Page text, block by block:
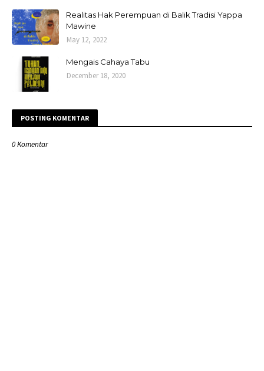
Realitas Hak Perempuan di Balik Tradisi Yappa
Mawine
May 12, 2022
Mengais Cahaya Tabu
December 18, 2020
POSTING KOMENTAR
0 Komentar